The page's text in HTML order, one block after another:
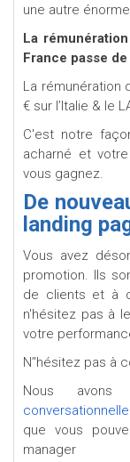
une autre
La rémunération
France passe
La rémunération
€ sur l’Italie & le
C'est notre
acharné et
vous gagnez.
De
landing
Vous avez
promotion. Ils
de clients et à
n'hésitez pas à
votre
N’'hésitez pas à
Nous
conversationnelle
que vous
manager